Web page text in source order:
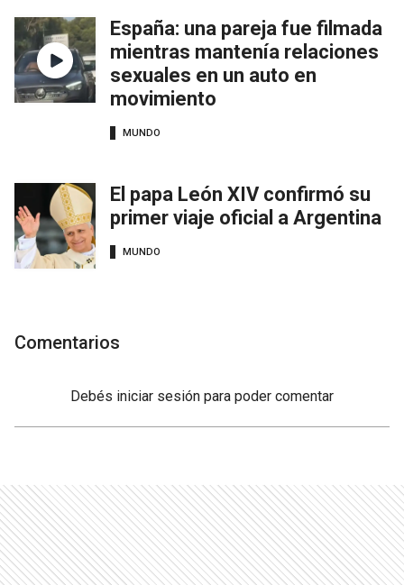
España: una pareja fue filmada
mientras mantenía relaciones
sexuales en un auto en
movimiento
MUNDO
El papa León XIV confirmó su
primer viaje oficial a Argentina
MUNDO
Comentarios
Debés iniciar sesión para poder comentar